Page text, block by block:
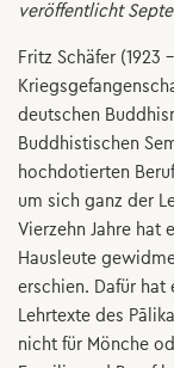
veröffentlicht
Fritz Schäfer (1923
deutschen
Buddhistischen
hochdotierten
um sich ganz der
Vierzehn Jahre hat
Hausleute
erschien. Dafür
Lehrtexte des
nicht für Mönche